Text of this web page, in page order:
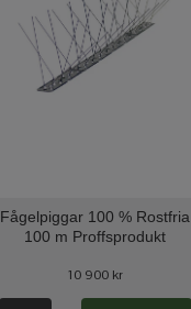
Fågelpiggar 100 % Rostfria
100 m Proffsprodukt
10 900 kr